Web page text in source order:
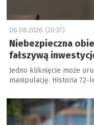
06.08.2026 (20:37)
Niebezpieczna
fałszywą
Jedno kliknięcie może
manipulację. Historia
a